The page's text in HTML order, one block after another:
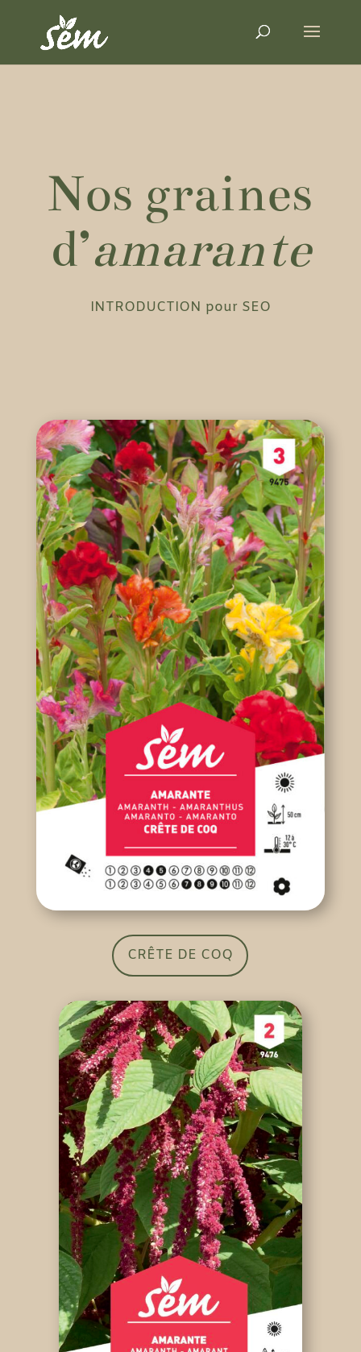
Nos graines
d’amarante
INTRODUCTION pour SEO
CRÊTE DE COQ